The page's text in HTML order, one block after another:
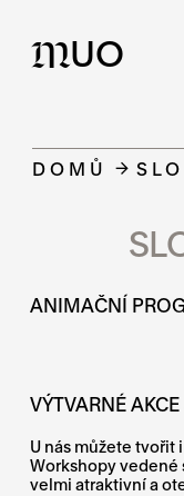
MUO
DOMŮ
ANIMAČNÍ
VÝTVARNÉ AKCE
U nás můžete tvořit
Workshopy
velmi atraktivní a